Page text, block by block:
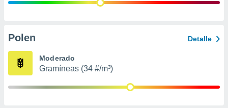
e
publicidad
Polen Detalle
Moderado
Gramíneas (34 #/m³)